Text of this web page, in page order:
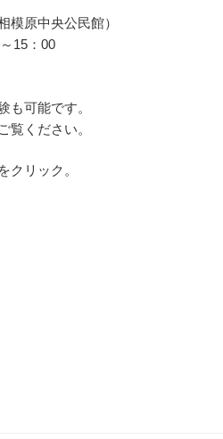
模原中央公民館）
15：00
も可能です。
覧ください。
をクリック。